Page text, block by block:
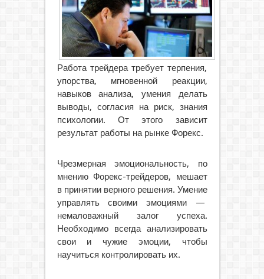
Работа трейдера требует терпения,
упорства, мгновенной реакции,
навыков анализа, умения делать
выводы, согласия на риск, знания
психологии. От этого зависит
результат работы на рынке Форекс.
Чрезмерная эмоциональность, по
мнению Форекс-трейдеров, мешает
в принятии верного решения. Умение
управлять своими эмоциями —
немаловажный залог успеха.
Необходимо всегда анализировать
свои и чужие эмоции, чтобы
научиться контролировать их.